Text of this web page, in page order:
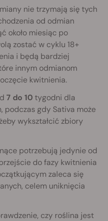
nie trzymają się tych
od odmian
około miesiąc po
zostać w cyklu 18+
i będą bardziej
innym odmianom
kwitnienia.
7 do 10tygodni dla
podczas gdy Sativa może
wykształcić zbiory
potrzebują jedynie od
do fazy kwitnienia
zaleca się
celem uniknięcia
czy roślina jest